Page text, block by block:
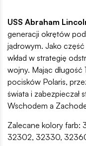
USS Abraham
generacji okrętów
jądrowym. Jako
wkład w strategię
wojny. Mając długość
pocisków Polaris,
świata i zabezpieczał
Wschodem a
Zalecane kolory farb:
32302, 32330,